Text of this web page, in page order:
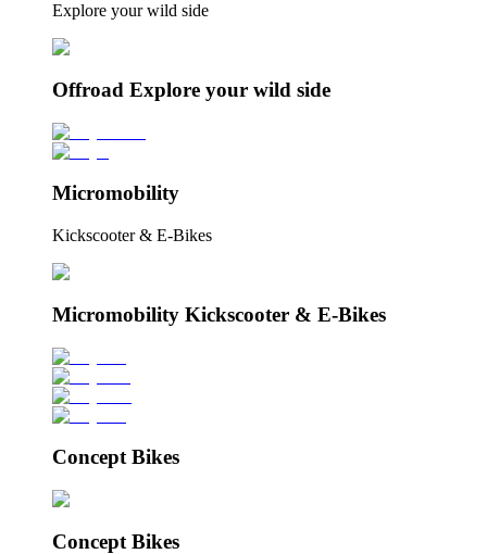
Explore your wild side
Offroad Explore your wild side
Micromobility
Kickscooter & E-Bikes
Micromobility Kickscooter & E-Bikes
Concept Bikes
Concept Bikes